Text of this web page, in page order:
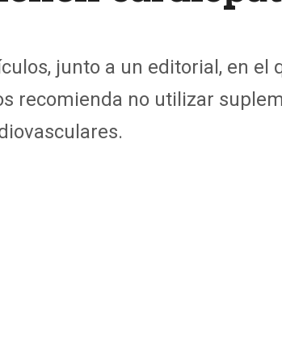
junto a un editorial, en el
recomienda no utilizar